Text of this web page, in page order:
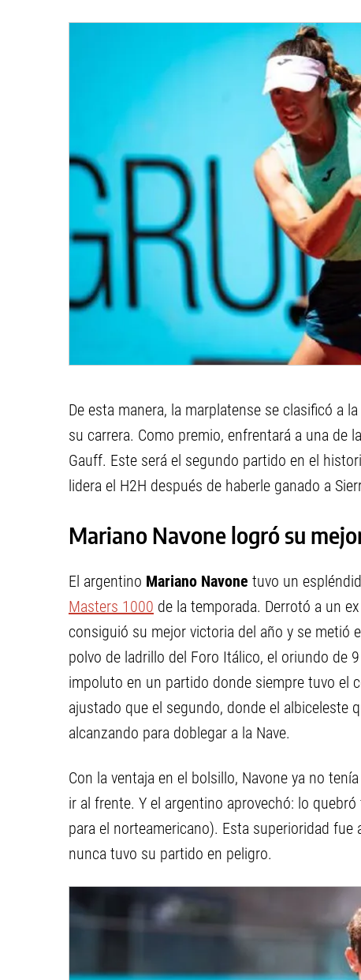
De esta manera, la marplatense se clasificó a
su carrera. Como premio, enfrentará a una de
Gauff. Este será el segundo partido en el
lidera el H2H después de haberle ganado a
Mariano Navone logró su
El argentino Mariano Navone tuvo un
Masters 1000 de la temporada. Derrotó a un
consiguió su mejor victoria del año y se metió
polvo de ladrillo del Foro Itálico, el oriundo de
impoluto en un partido donde siempre tuvo el
ajustado que el segundo, donde el albiceleste
alcanzando para doblegar a la Nave.
Con la ventaja en el bolsillo, Navone ya no
ir al frente. Y el argentino aprovechó: lo
para el norteamericano). Esta superioridad
nunca tuvo su partido en peligro.